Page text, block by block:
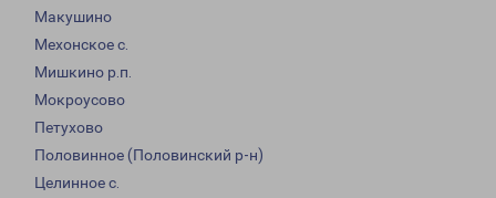
Макушино
Мехонское с.
Мишкино р.п.
Мокроусово
Петухово
Половинное (Половинский р-н)
Целинное с.